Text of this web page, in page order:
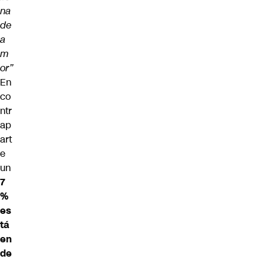
na
de
a
m
or”
En
co
ntr
ap
art
e
un
7
%
es
tá
en
de